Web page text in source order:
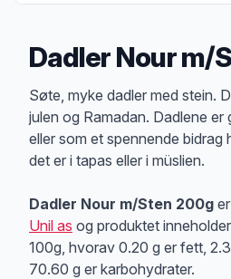
Dadler Nour m/
Produktbeskrivelse
Søte, myke dadler med stein.
julen og Ramadan. Dadlene er
eller som et spennende bidrag
det er i tapas eller i müslien.
Dadler Nour m/Sten 200g
Unil as og produktet
100g, hvorav 0.20 g er fett,
70.60 g er karbohydrater.